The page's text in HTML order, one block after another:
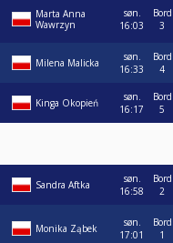
Marta Anna
Wawrzyn
søn.
16:03
Bord
3
Milena Malicka
søn.
16:33
Bord
4
Kinga Okopień
søn.
16:17
Bord
5
Sandra Aftka
søn.
16:58
Bord
2
Monika Ząbek
søn.
17:01
Bord
1